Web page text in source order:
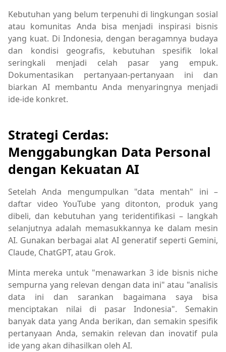
Kebutuhan yang belum terpenuhi di lingkungan sosial
atau komunitas Anda bisa menjadi inspirasi bisnis
yang kuat. Di Indonesia, dengan beragamnya budaya
dan kondisi geografis, kebutuhan spesifik lokal
seringkali menjadi celah pasar yang empuk.
Dokumentasikan pertanyaan-pertanyaan ini dan
biarkan AI membantu Anda menyaringnya menjadi
ide-ide konkret.
Strategi Cerdas:
Menggabungkan Data Personal
dengan Kekuatan AI
Setelah Anda mengumpulkan "data mentah" ini –
daftar video YouTube yang ditonton, produk yang
dibeli, dan kebutuhan yang teridentifikasi – langkah
selanjutnya adalah memasukkannya ke dalam mesin
AI. Gunakan berbagai alat AI generatif seperti Gemini,
Claude, ChatGPT, atau Grok.
Minta mereka untuk "menawarkan 3 ide bisnis niche
sempurna yang relevan dengan data ini" atau "analisis
data ini dan sarankan bagaimana saya bisa
menciptakan nilai di pasar Indonesia". Semakin
banyak data yang Anda berikan, dan semakin spesifik
pertanyaan Anda, semakin relevan dan inovatif pula
ide yang akan dihasilkan oleh AI.